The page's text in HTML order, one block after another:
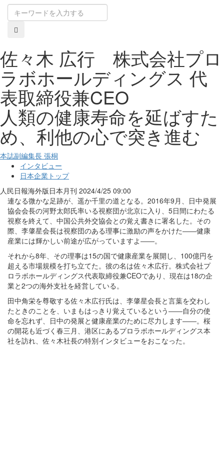
佐々木 広行 株式会社プロ
ラボホールディングス 代
表取締役兼CEO
人類の健康寿命を延ばすた
め、利他の心で突き進む
本誌副編集長 張桐
インタビュー
日本企業トップ
人民日報海外版日本月刊 2024/4/25 09:00
連なる微かな足跡が、遥か千里の道となる。2016年9月、日中発展
協会会長の河野太郎氏率いる視察団が北京に入り、5日間にわたる
視察を終えて、中国公共外交協会との覚え書きに署名した。その
際、李肇星会長は視察団のある理事に激励の声をかけた――健康
産業には輝かしい前途が広がっていますよ――。
それから8年、その理事は15の国で健康産業を展開し、100億円を
超える市場規模を打ち立てた。彼の名は佐々木広行。株式会社プ
ロラボホールディングス代表取締役兼CEOであり、現在は18の企
業と2つの海外支社を経営している。
田中角栄を尊敬する佐々木広行氏は、李肇星会長と言葉を交わし
たときのことを、いまもはっきり覚えているという――自分の使
命を忘れず、日中の発展と健康産業のために尽力します――。桜
の開花も近づく春三月、港区にあるプロラボホールディングス本
社を訪れ、佐々木社長の特別インタビューをおこなった。